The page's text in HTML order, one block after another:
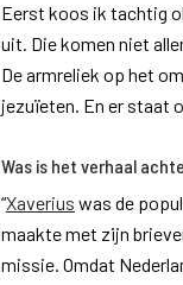
Eerst koos ik tachtig
uit. Die komen niet
De armreliek op het
jezuïeten. En er staat
Was is het verhaal
“Xaverius was de
maakte met zijn
missie. Omdat